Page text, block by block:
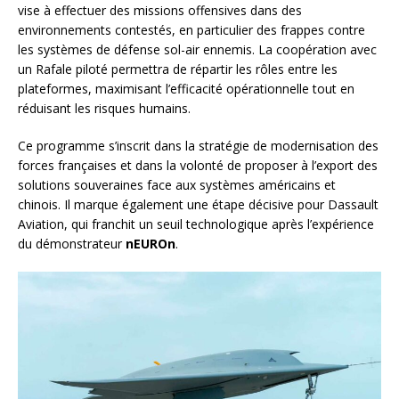
vise à effectuer des missions offensives dans des
environnements contestés, en particulier des frappes contre
les systèmes de défense sol-air ennemis. La coopération avec
un Rafale piloté permettra de répartir les rôles entre les
plateformes, maximisant l’efficacité opérationnelle tout en
réduisant les risques humains.
Ce programme s’inscrit dans la stratégie de modernisation des
forces françaises et dans la volonté de proposer à l’export des
solutions souveraines face aux systèmes américains et
chinois. Il marque également une étape décisive pour Dassault
Aviation, qui franchit un seuil technologique après l’expérience
du démonstrateur nEUROn.